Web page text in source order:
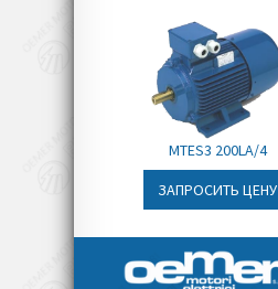
MTES3 200LA/4
ЗАПРОСИТЬ ЦЕНУ